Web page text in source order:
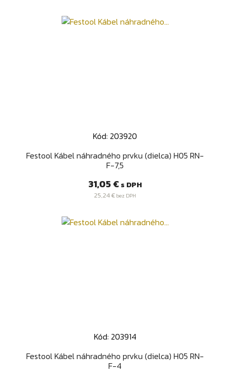
Kód: 203920
Festool Kábel náhradného prvku (dielca) H05 RN-
F-7,5
Cena
31,05 € s DPH
25,24 € bez DPH
Kód: 203914
Festool Kábel náhradného prvku (dielca) H05 RN-
F-4